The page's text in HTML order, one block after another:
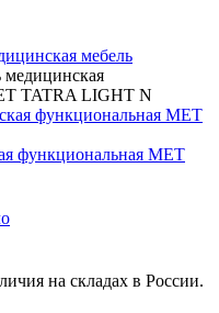
мебель
медицинская
TATRA LIGHT N
функциональная MET
на складах в России.